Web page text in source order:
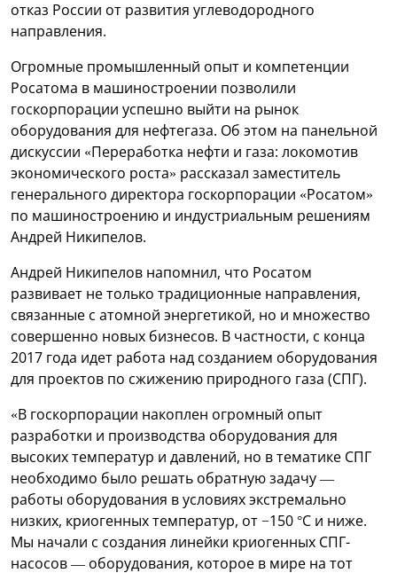
отказ России от развития углеводородного
направления.
Огромные промышленный опыт и компетенции
Росатома в машиностроении позволили
госкорпорации успешно выйти на рынок
оборудования для нефтегаза. Об этом на панельной
дискуссии «Переработка нефти и газа: локомотив
экономического роста» рассказал заместитель
генерального директора госкорпорации «Росатом»
по машиностроению и индустриальным решениям
Андрей Никипелов.
Андрей Никипелов напомнил, что Росатом
развивает не только традиционные направления,
связанные с атомной энергетикой, но и множество
совершенно новых бизнесов. В частности, с конца
2017 года идет работа над созданием оборудования
для проектов по сжижению природного газа (СПГ).
«В госкорпорации накоплен огромный опыт
разработки и производства оборудования для
высоких температур и давлений, но в тематике СПГ
необходимо было решать обратную задачу —
работы оборудования в условиях экстремально
низких, криогенных температур, от −150 °С и ниже.
Мы начали с создания линейки криогенных СПГ-
насосов — оборудования, которое в мире на тот